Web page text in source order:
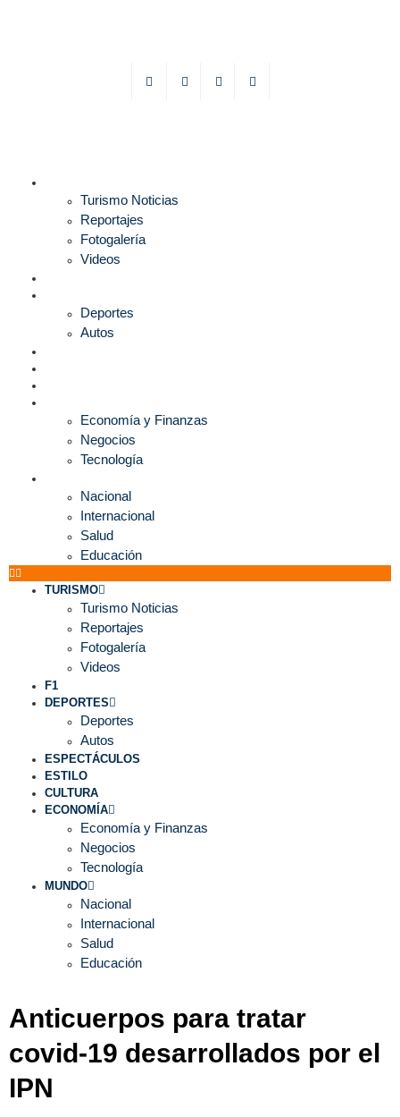
Turismo Noticias
Reportajes
Fotogalería
Videos
Deportes
Autos
Economía y Finanzas
Negocios
Tecnología
Nacional
Internacional
Salud
Educación
TURISMO
Turismo Noticias
Reportajes
Fotogalería
Videos
F1
DEPORTES
Deportes
Autos
ESPECTÁCULOS
ESTILO
CULTURA
ECONOMÍA
Economía y Finanzas
Negocios
Tecnología
MUNDO
Nacional
Internacional
Salud
Educación
Anticuerpos para tratar
covid-19 desarrollados por el
IPN